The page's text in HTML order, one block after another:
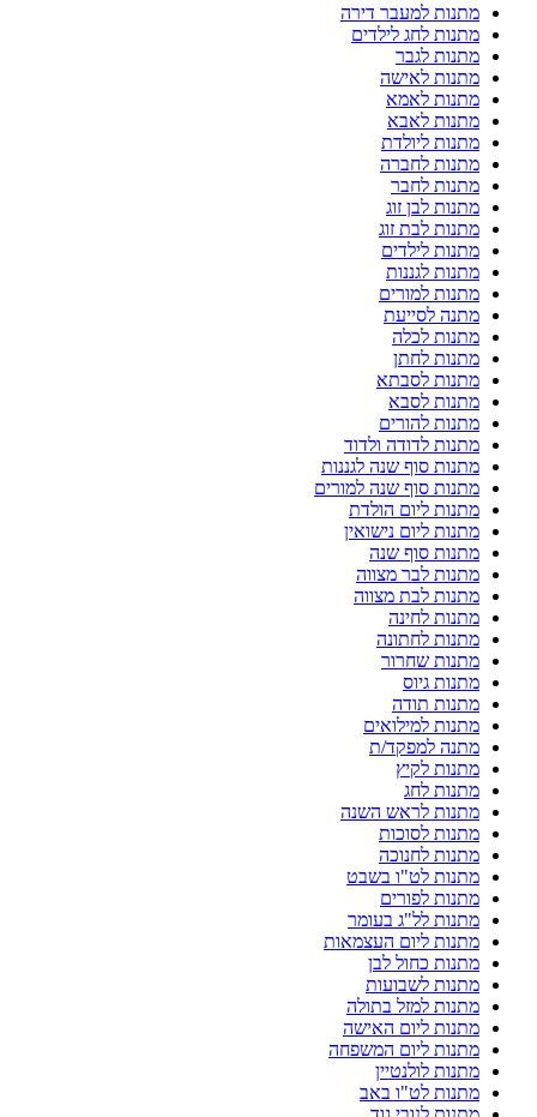
מתנות למעבר דירה
מתנות לחג לילדים
מתנות לגבר
מתנות לאישה
מתנות לאמא
מתנות לאבא
מתנות ליולדת
מתנות לחברה
מתנות לחבר
מתנות לבן זוג
מתנות לבת זוג
מתנות לילדים
מתנות לגננות
מתנות למורים
מתנה לסייעת
מתנות לכלה
מתנות לחתן
מתנות לסבתא
מתנות לסבא
מתנות להורים
מתנות לדודה ולדוד
מתנות סוף שנה לגננות
מתנות סוף שנה למורים
מתנות ליום הולדת
מתנות ליום נישואין
מתנות סוף שנה
מתנות לבר מצווה
מתנות לבת מצווה
מתנות לחינה
מתנות לחתונה
מתנות שחרור
מתנות גיוס
מתנות תודה
מתנות למילואים
מתנה למפקד/ת
מתנות לקיץ
מתנות לחג
מתנות לראש השנה
מתנות לסוכות
מתנות לחנוכה
מתנות לט"ו בשבט
מתנות לפורים
מתנות לל"ג בעומר
מתנות ליום העצמאות
מתנות כחול לבן
מתנות לשבועות
מתנות למזל בתולה
מתנות ליום האישה
מתנות ליום המשפחה
מתנות לולנטיין
מתנות לט"ו באב